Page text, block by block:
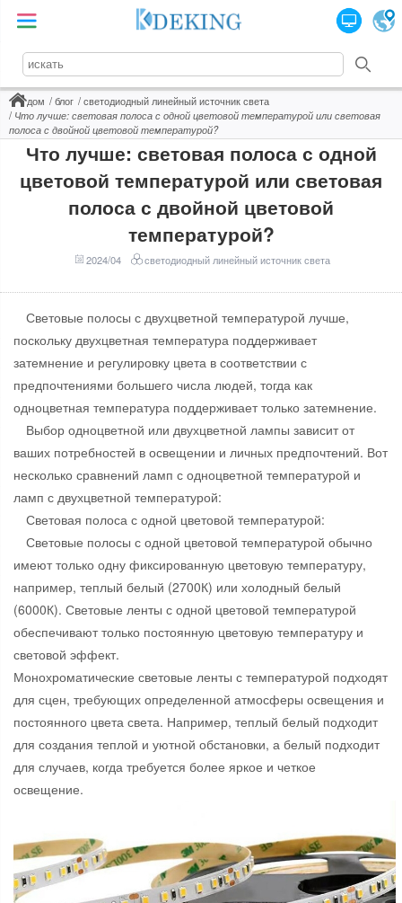
дом блог
светодиодный линейный источник света
Что лучше: световая полоса с одной цветовой температурой или световая
полоса с двойной цветовой температурой?
Что лучше: световая полоса с одной
цветовой температурой или световая
полоса с двойной цветовой
температурой?
2024/04 светодиодный линейный источник света
Световые полосы с двухцветной температурой лучше,
поскольку двухцветная температура поддерживает
затемнение и регулировку цвета в соответствии с
предпочтениями большего числа людей, тогда как
одноцветная температура поддерживает только затемнение.
Выбор одноцветной или двухцветной лампы зависит от
ваших потребностей в освещении и личных предпочтений. Вот
несколько сравнений ламп с одноцветной температурой и
ламп с двухцветной температурой:
Световая полоса с одной цветовой температурой:
Световые полосы с одной цветовой температурой обычно
имеют только одну фиксированную цветовую температуру,
например, теплый белый (2700К) или холодный белый
(6000К). Световые ленты с одной цветовой температурой
обеспечивают только постоянную цветовую температуру и
световой эффект.
Монохроматические световые ленты с температурой подходят
для сцен, требующих определенной атмосферы освещения и
постоянного цвета света. Например, теплый белый подходит
для создания теплой и уютной обстановки, а белый подходит
для случаев, когда требуется более яркое и четкое
освещение.